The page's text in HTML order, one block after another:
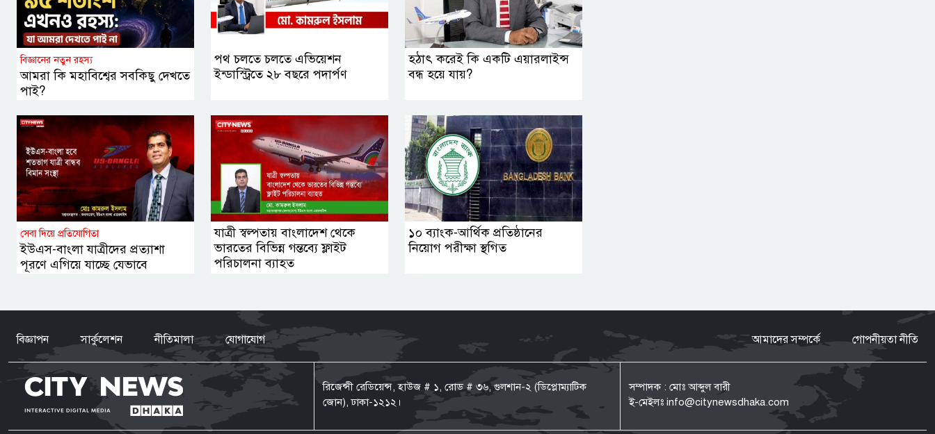
বিজ্ঞানের নতুন রহস্য
আমরা কি মহাবিশ্বের সবকিছু দেখতে
পাই?
পথ চলতে চলতে এভিয়েশন
ইন্ডাস্ট্রিতে ২৮ বছরে পদার্পণ
হঠাৎ করেই কি একটি এয়ারলাইন্স
বন্ধ হয়ে যায়?
সেবা দিয়ে প্রতিযোগিতা
ইউএস-বাংলা যাত্রীদের প্রত্যাশা
পূরণে এগিয়ে যাচ্ছে যেভাবে
যাত্রী স্বল্পতায় বাংলাদেশ থেকে
ভারতের বিভিন্ন গন্তব্যে ফ্লাইট
পরিচালনা ব্যাহত
১০ ব্যাংক-আর্থিক প্রতিষ্ঠানের
নিয়োগ পরীক্ষা স্থগিত
তালিকা করা হবে: স্বরাষ্ট্রমন্ত্রী
বিজ্ঞাপন সার্কুলেশন নীতিমালা যোগাযোগ আমাদের সম্পর্কে গোপনীয়তা নীতি
রিজেন্সী রেডিয়েন্স, হাউজ # ১, রোড # ৩৬, গুলশান-২ (ডিপ্লোম্যাটিক
জোন), ঢাকা-১২১২।
সম্পাদক : মোঃ আব্দুল বারী
ই-মেইলঃ info@citynewsdhaka.com